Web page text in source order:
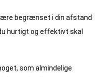
begrænset i din afstand
hurtigt og effektivt skal
som almindelige